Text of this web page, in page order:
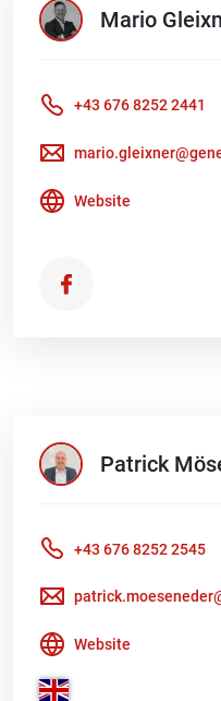
Mario
+43 676 8252 2441
Website
Patrick
+43 676 8252 2545
Website